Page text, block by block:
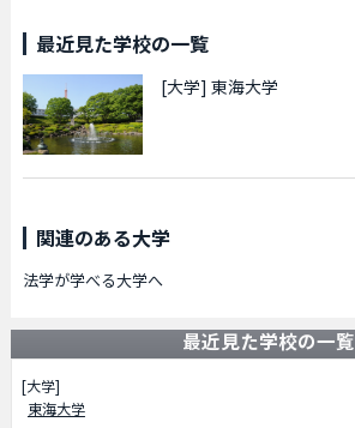
最近見た学校の一覧
[大学] 東海大学
関連のある大学
法学が学べる大学へ
最近見た学校の一覧
[大学]
東海大学